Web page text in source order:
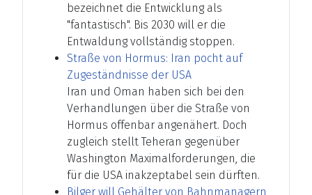
bezeichnet die Entwicklung als
"fantastisch". Bis 2030 will er die
Entwaldung vollständig stoppen.
Straße von Hormus: Iran pocht auf
Zugeständnisse der USA
Iran und Oman haben sich bei den
Verhandlungen über die Straße von
Hormus offenbar angenähert. Doch
zugleich stellt Teheran gegenüber
Washington Maximalforderungen, die
für die USA inakzeptabel sein dürften.
Bilger will Gehälter von Bahnmanagern